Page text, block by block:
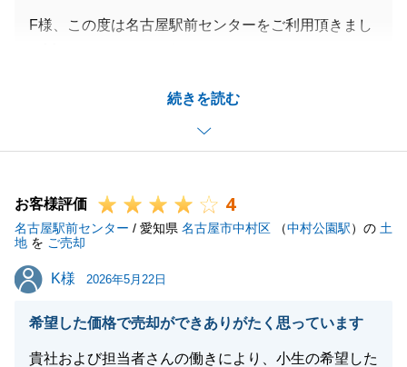
続きを読む
F様、この度は名古屋駅前センターをご利用頂きまし
宅より安く販売されている中、一組目のご案内で成約
でき、私も大変自信に繋がりました。
またF様にとっても良い条件で話が纏まり、F様にと
また何かお困り事ががございましたらお気軽にお申し
付けください。
今後とも何卒よろしくお願いいたします。
閉じる
お客様評価 4
名古屋駅前センター / 愛知県 名古屋市中村区 （中村公園駅）の 土
地 を ご売却
K様
K様 2026年5月22日
希望した価格で売却ができありがたく思っています
貴社および担当者さんの働きにより、小生の希望した